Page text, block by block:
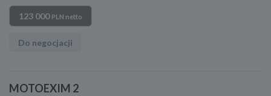
123 000 PLN netto
Do negocjacji
MOTOEXIM 2